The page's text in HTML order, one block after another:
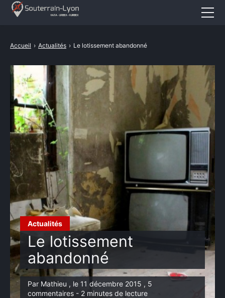
Actualités
Le lotissement
abandonné
Par Mathieu , le 11 décembre 2015 , 5
commentaires - 2 minutes de lecture
Accueil › Actualités › Le lotissement abandonné
Cataphile
Urbex
Revival
A propos
CONTACT